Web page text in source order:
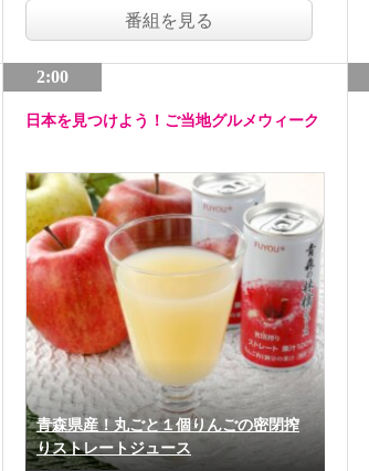
番組を見る
2:00
日本を見つけよう！ご当地グルメウィーク
青森県産！丸ごと１個りんごの密閉搾
りストレートジュース